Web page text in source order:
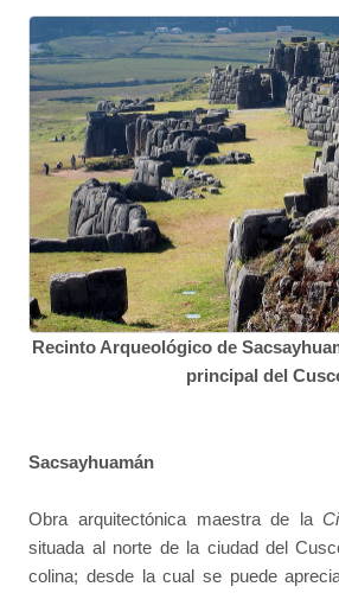
Recinto Arqueológico de
principal del
Sacsayhuamán
Obra arquitectónica maestra de la
situada al norte de la ciudad del
colina; desde la cual se puede